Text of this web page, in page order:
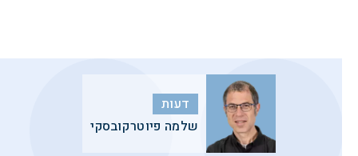
דעות
שלמה פיוטרקובסקי